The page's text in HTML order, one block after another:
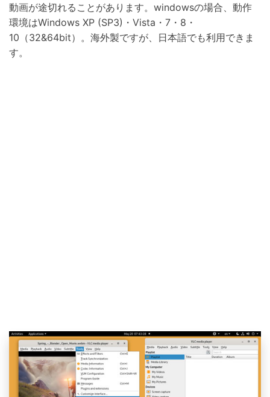
動画が途切れることがあります。windowsの場合、動作
環境はWindows XP (SP3)・Vista・7・8・
10（32&64bit）。海外製ですが、日本語でも利用できま
す。